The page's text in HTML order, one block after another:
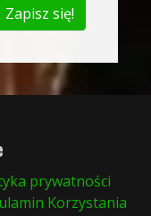
Zapisz się!
prywatności
Korzystania